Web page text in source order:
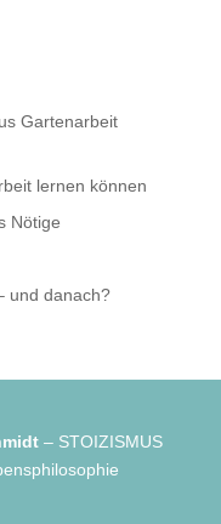
Gartenarbeit
lernen können
Nötige
und danach?
– STOIZISMUS